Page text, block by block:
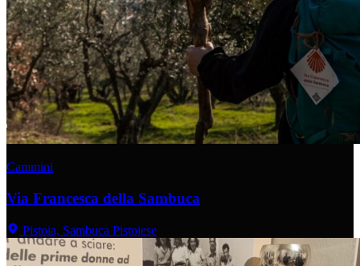
Cammini
Via Francesca della Sambuca
Pistoia, Sambuca Pistoiese